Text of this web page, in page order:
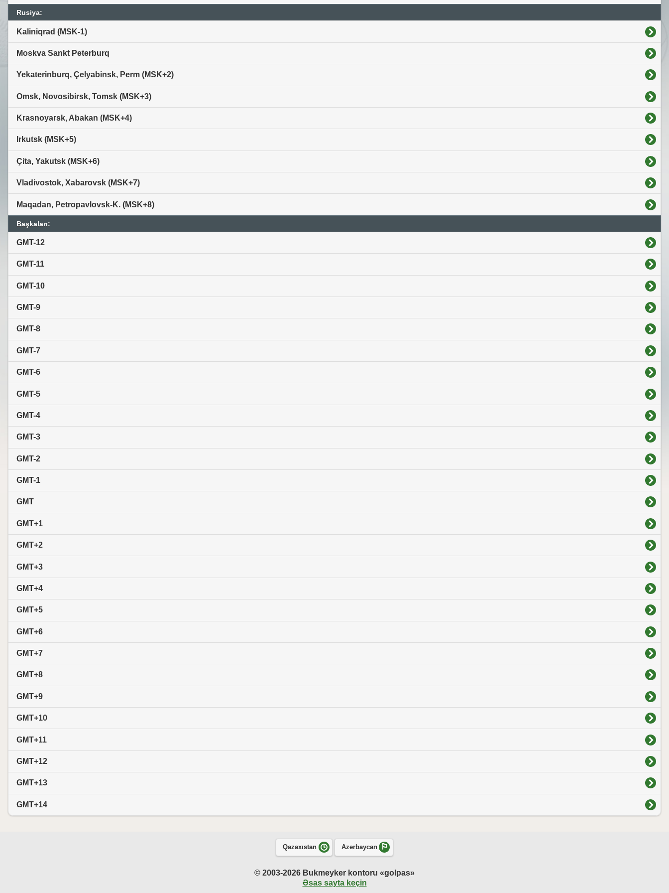
Rusiya:
Kaliniqrad (MSK-1)
Moskva Sankt Peterburq
Yekaterinburq, Çelyabinsk, Perm (MSK+2)
Omsk, Novosibirsk, Tomsk (MSK+3)
Krasnoyarsk, Abakan (MSK+4)
Irkutsk (MSK+5)
Çita, Yakutsk (MSK+6)
Vladivostok, Xabarovsk (MSK+7)
Maqadan, Petropavlovsk-K. (MSK+8)
Başkaları:
GMT-12
GMT-11
GMT-10
GMT-9
GMT-8
GMT-7
GMT-6
GMT-5
GMT-4
GMT-3
GMT-2
GMT-1
GMT
GMT+1
GMT+2
GMT+3
GMT+4
GMT+5
GMT+6
GMT+7
GMT+8
GMT+9
GMT+10
GMT+11
GMT+12
GMT+13
GMT+14
Qazaxıstan Azərbaycan
© 2003-2026 Bukmeyker kontoru «golpas»
Əsas sayta keçin